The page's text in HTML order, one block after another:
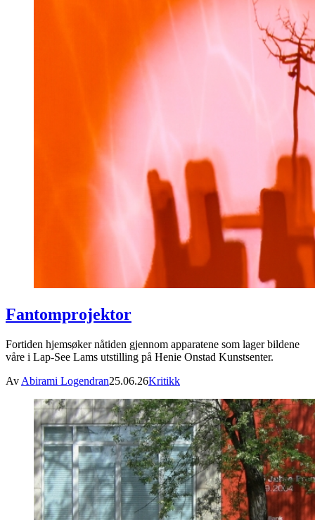
Fantomprojektor
Fortiden hjemsøker nåtiden gjennom apparatene som lager bildene
våre i Lap-See Lams utstilling på Henie Onstad Kunstsenter.
Av Abirami Logendran25.06.26Kritikk